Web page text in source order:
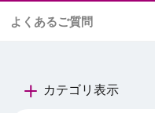
よくあるご質問
カテゴリ表示